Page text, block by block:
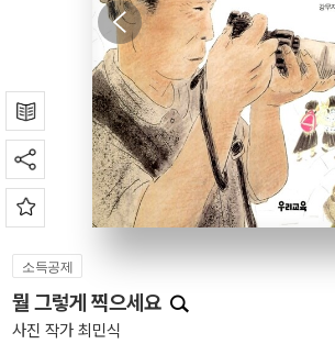
소득공제
뭘 그렇게 찍으세요
사진 작가 최민식